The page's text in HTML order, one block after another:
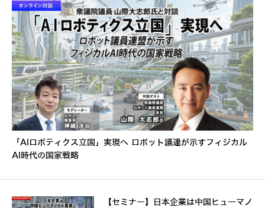
「AIロボティクス立国」実現へ ロボット議連が示すフィジカル
AI時代の国家戦略
【セミナー】日本企業は中国ヒューマノ